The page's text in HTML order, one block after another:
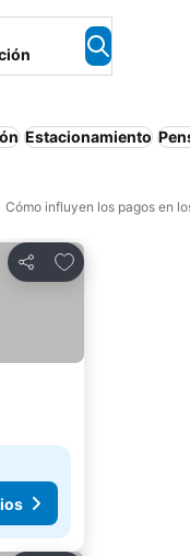
Estacionamiento
Cómo influyen los pagos en
Compartir
Añadir a favoritos